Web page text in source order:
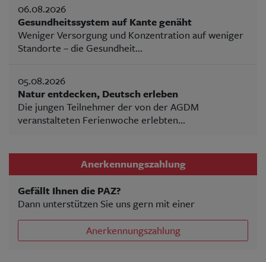
06.08.2026
Gesundheitssystem auf Kante genäht
Weniger Versorgung und Konzentration auf weniger
Standorte – die Gesundheit...
05.08.2026
Natur entdecken, Deutsch erleben
Die jungen Teilnehmer der von der AGDM
veranstalteten Ferienwoche erlebten...
Anerkennungszahlung
Gefällt Ihnen die PAZ?
Dann unterstützen Sie uns gern mit einer
Anerkennungszahlung